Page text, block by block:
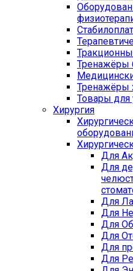
Тренажёры
Тренажёры
Товары для
Хирургия
Для
Для
Для
Для
Для
Для
Для
Для